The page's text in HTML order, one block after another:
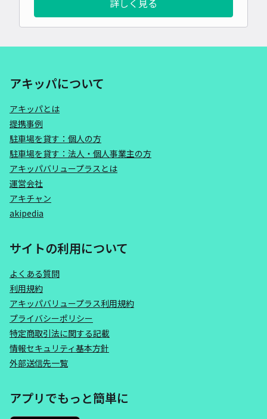
詳しく見る
アキッパについて
アキッパとは
提携事例
駐車場を貸す：個人の方
駐車場を貸す：法人・個人事業主の方
アキッパバリュープラスとは
運営会社
アキチャン
akipedia
サイトの利用について
よくある質問
利用規約
アキッパバリュープラス利用規約
プライバシーポリシー
特定商取引法に関する記載
情報セキュリティ基本方針
外部送信先一覧
アプリでもっと簡単に